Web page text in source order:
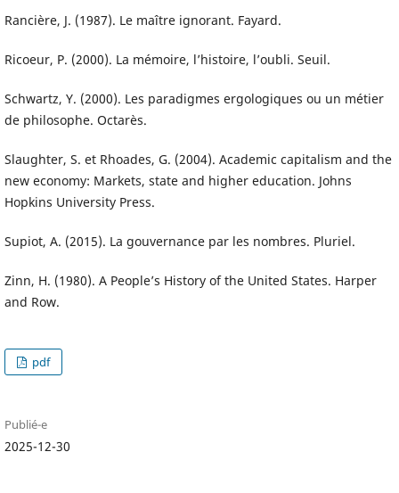
Rancière, J. (1987). Le maître ignorant. Fayard.
Ricoeur, P. (2000). La mémoire, l’histoire, l’oubli. Seuil.
Schwartz, Y. (2000). Les paradigmes ergologiques ou un métier
de philosophe. Octarès.
Slaughter, S. et Rhoades, G. (2004). Academic capitalism and the
new economy: Markets, state and higher education. Johns
Hopkins University Press.
Supiot, A. (2015). La gouvernance par les nombres. Pluriel.
Zinn, H. (1980). A People’s History of the United States. Harper
and Row.
pdf
Publié-e
2025-12-30